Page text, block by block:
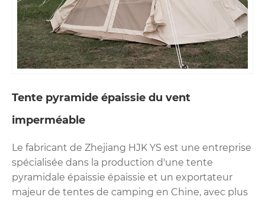
Tente pyramide épaissie du vent
imperméable
Le fabricant de Zhejiang HJK YS est une entreprise
spécialisée dans la production d'une tente
pyramidale épaissie épaissie et un exportateur
majeur de tentes de camping en Chine, avec plus